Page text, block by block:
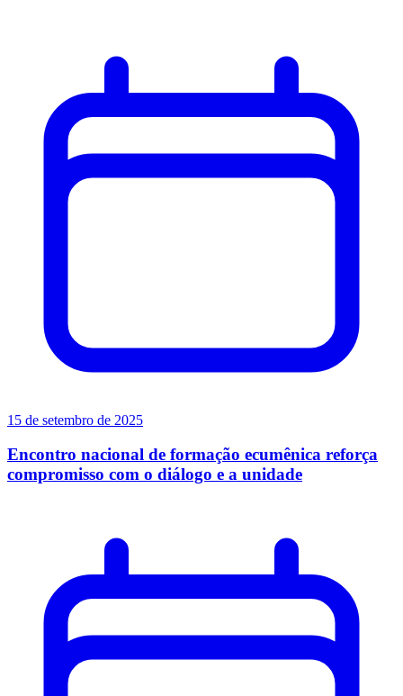
15 de setembro de 2025
Encontro nacional de formação ecumênica reforça
compromisso com o diálogo e a unidade